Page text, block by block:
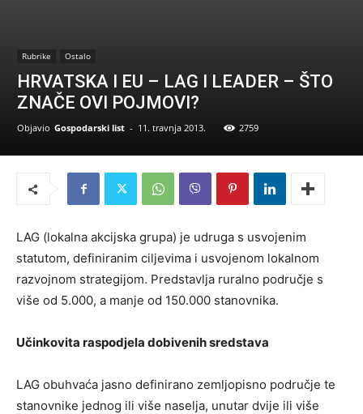
Rubrike Ostalo
HRVATSKA I EU – LAG I LEADER – ŠTO
ZNAČE OVI POJMOVI?
Objavio Gospodarski list - 11. travnja 2013. 2759
LAG (lokalna akcijska grupa) je udruga s usvojenim
statutom, definiranim ciljevima i usvojenom lokalnom
razvojnom strategijom. Predstavlja ruralno područje s
više od 5.000, a manje od 150.000 stanovnika.
Učinkovita raspodjela dobivenih sredstava
LAG obuhvaća jasno definirano zemljopisno područje te
stanovnike jednog ili više naselja, unutar dvije ili više